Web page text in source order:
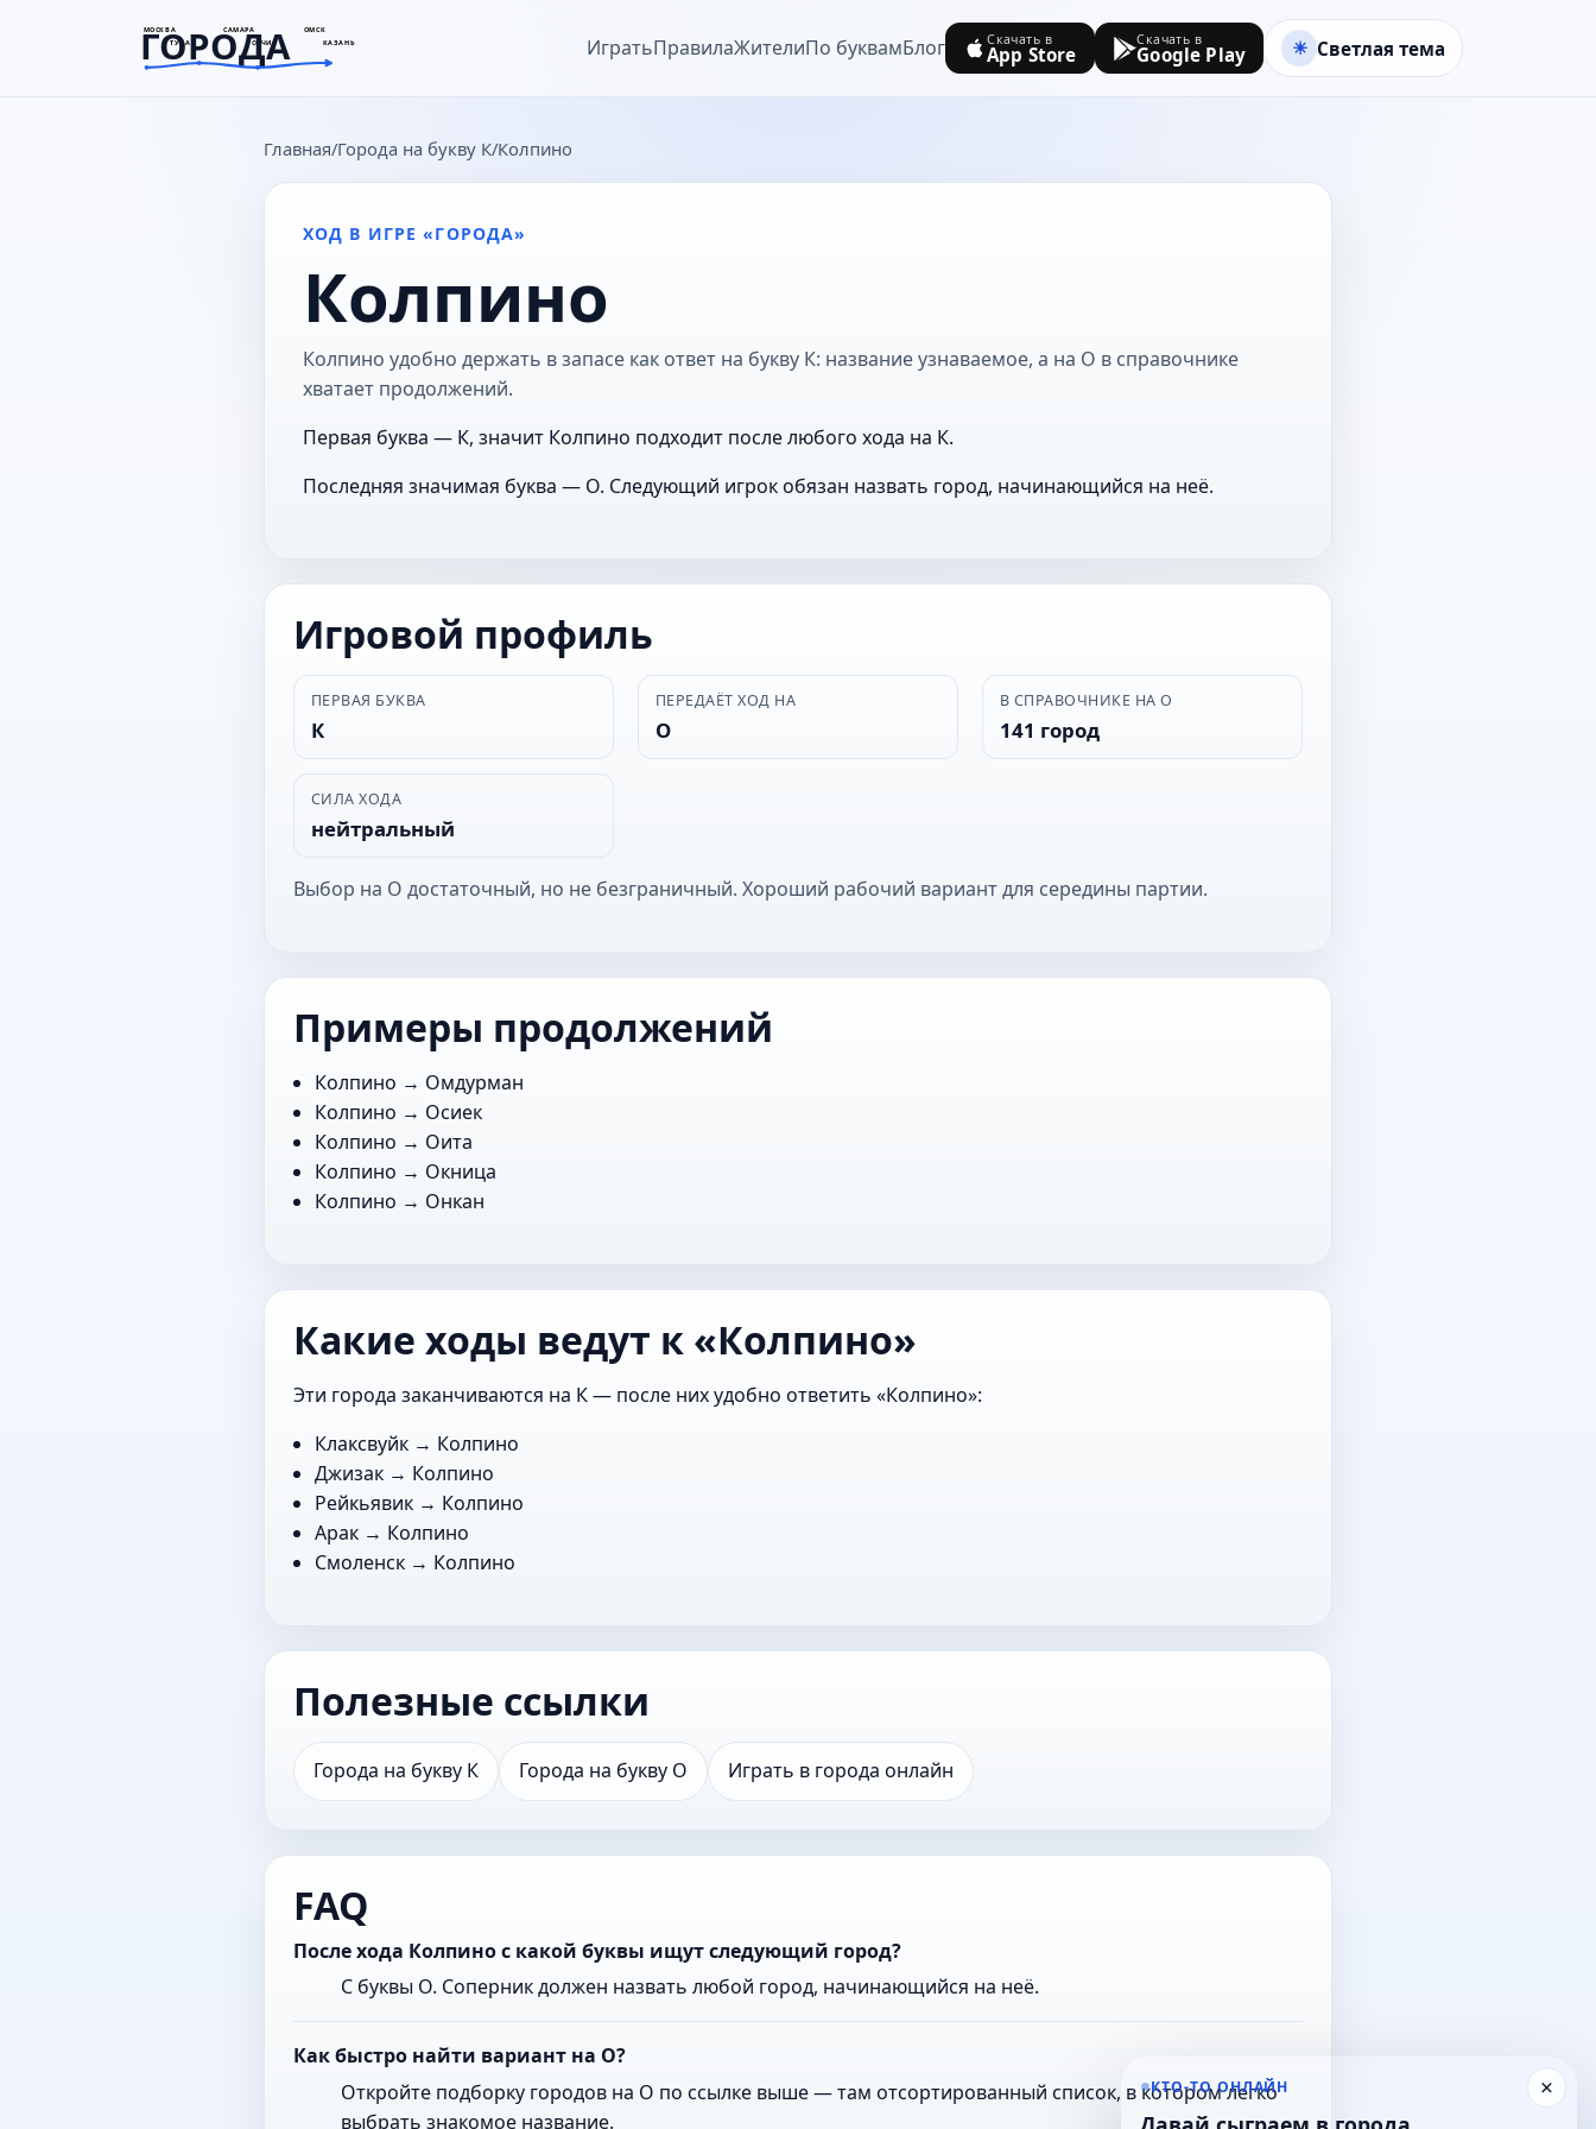
МОСКВА САМАРА ОМСК
ТУЛА СОЧИ КАЗАНЬ
ГОРОДА
goroda-na.ru ИгратьПравилаЖителиПо буквамБлог Скачать в
App Store
Скачать в
Google Play Светлая тема
Главная Города на букву К Колпино
ХОД В ИГРЕ «ГОРОДА»
Колпино
Колпино удобно держать в запасе как ответ на букву К: название узнаваемое, а на О в справочнике
хватает продолжений.
Первая буква — К, значит Колпино подходит после любого хода на К.
Последняя значимая буква — О. Следующий игрок обязан назвать город, начинающийся на неё.
Игровой профиль
ПЕРВАЯ БУКВА
К
ПЕРЕДАЁТ ХОД НА
О
В СПРАВОЧНИКЕ НА О
141 город
СИЛА ХОДА
нейтральный
Выбор на О достаточный, но не безграничный. Хороший рабочий вариант для середины партии.
Примеры продолжений
Колпино → Омдурман
Колпино → Осиек
Колпино → Оита
Колпино → Окница
Колпино → Онкан
Какие ходы ведут к «Колпино»
Эти города заканчиваются на К — после них удобно ответить «Колпино»:
Клаксвуйк → Колпино
Джизак → Колпино
Рейкьявик → Колпино
Арак → Колпино
Смоленск → Колпино
Полезные ссылки
Города на букву К Города на букву О Играть в города онлайн
FAQ
После хода Колпино с какой буквы ищут следующий город?
С буквы О. Соперник должен назвать любой город, начинающийся на неё.
Как быстро найти вариант на О?
Откройте подборку городов на О по ссылке выше — там отсортированный список, в котором легко
выбрать знакомое название.
×
КТО-ТО ОНЛАЙН